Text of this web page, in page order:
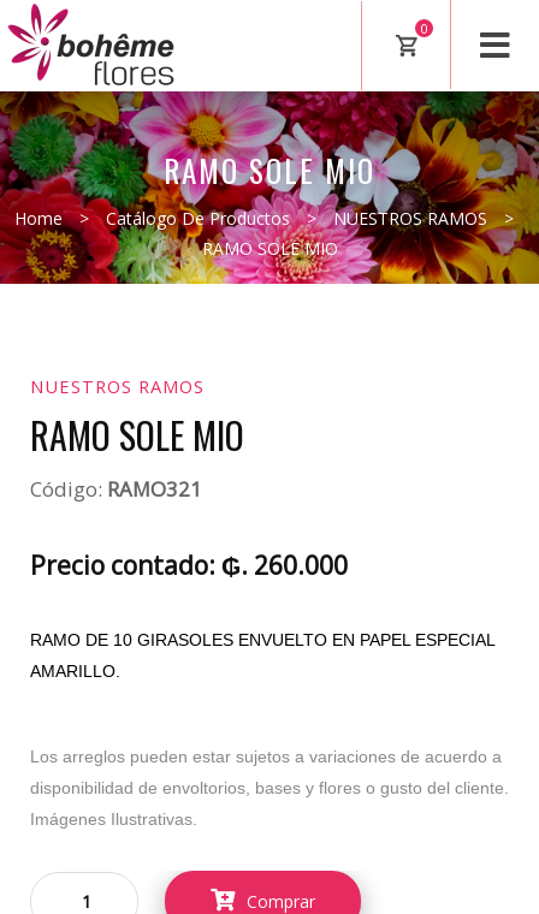
0
RAMO SOLE MIO
Home > Catálogo De Productos > NUESTROS RAMOS
>
RAMO SOLE MIO
NUESTROS RAMOS
RAMO SOLE MIO
Código: RAMO321
Precio contado: ₲. 260.000
RAMO DE 10 GIRASOLES ENVUELTO EN PAPEL ESPECIAL
AMARILLO.
Los arreglos pueden estar sujetos a variaciones de acuerdo a
disponibilidad de envoltorios, bases y flores o gusto del cliente.
Imágenes Ilustrativas.
Comprar